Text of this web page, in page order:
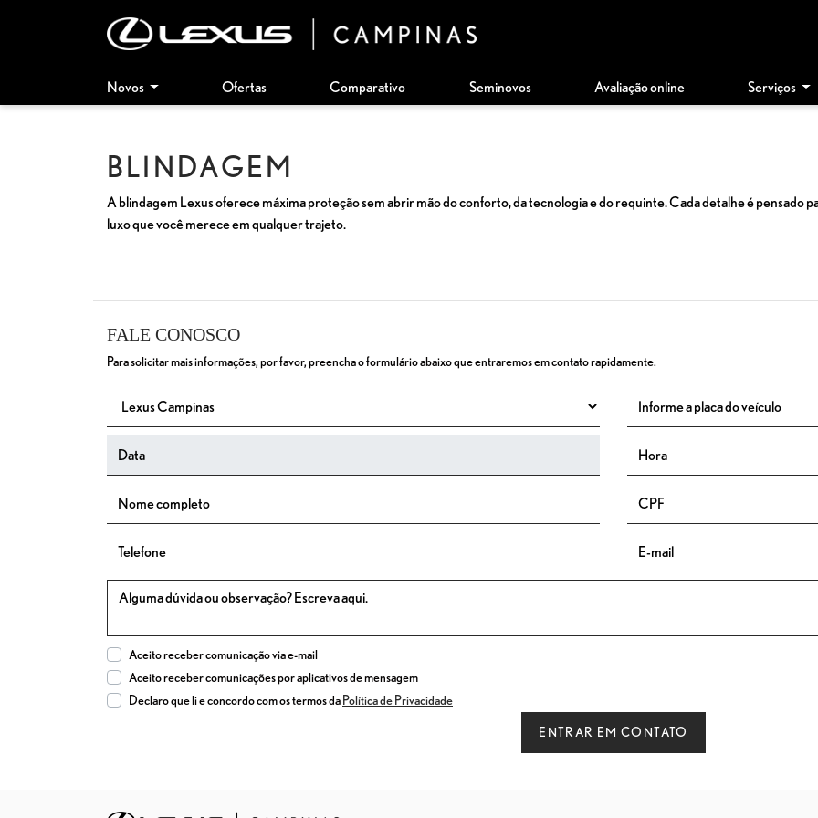
Novos Ofertas Comparativo Seminovos Avaliação online Serviços
BLINDAGEM
A blindagem Lexus oferece máxima proteção sem abrir mão do conforto, da tecnologia e do requinte. Cada detalhe é pensado
luxo que você merece em qualquer trajeto.
FALE CONOSCO
Para solicitar mais informações, por favor, preencha o formulário abaixo que entraremos em contato rapidamente.
Aceito receber comunicação via e-mail
Aceito receber comunicações por aplicativos de mensagem
Declaro que li e concordo com os termos da Política de Privacidade
ENTRAR EM CONTATO